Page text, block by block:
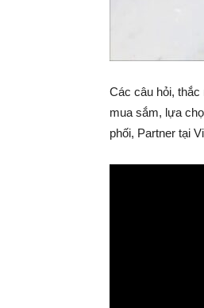
Các câu hỏi,
mua sắm, lựa
phối, Partner tại